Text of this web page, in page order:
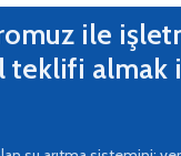
ile
teklifi almak